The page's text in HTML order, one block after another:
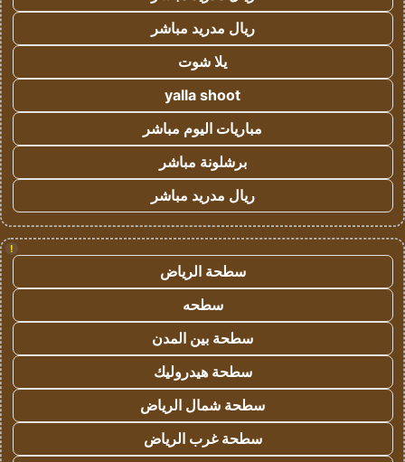
ريال مدريد مباشر
يلا شوت
yalla shoot
مباريات اليوم مباشر
برشلونة مباشر
ريال مدريد مباشر
!
سطحة الرياض
سطحه
سطحة بين المدن
سطحة هيدروليك
سطحة شمال الرياض
سطحة غرب الرياض